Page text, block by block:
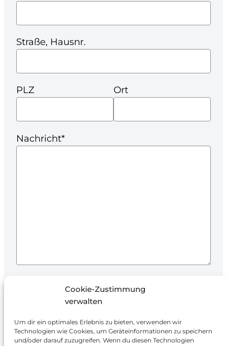
Cookie-Zustimmung
verwalten
Um dir ein optimales Erlebnis zu bieten, verwenden wir
Technologien wie Cookies, um Geräteinformationen zu speichern
und/oder darauf zuzugreifen. Wenn du diesen Technologien
Straße, Hausnr.
PLZ Ort
Nachricht*
Ich stimme der Verarbeitung meiner Daten
zur Beantwortung der Anfrage und